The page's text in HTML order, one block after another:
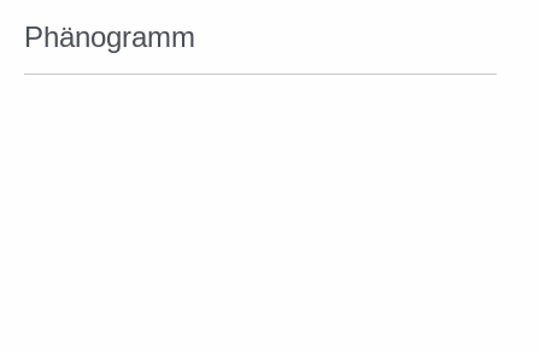
Phänogramm